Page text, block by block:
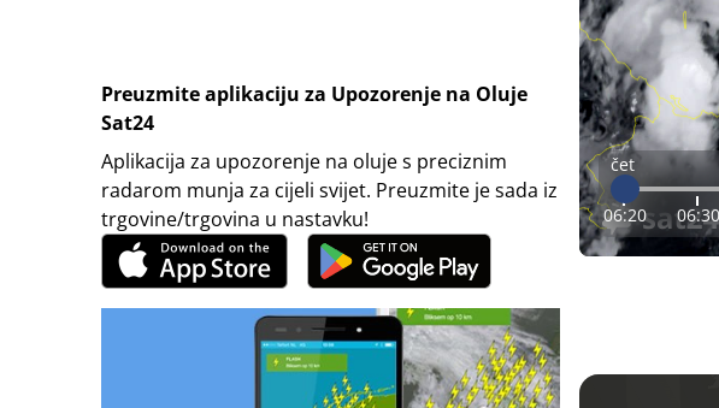
Preuzmite aplikaciju za Upozorenje na Oluje
Sat24
Aplikacija za upozorenje na oluje s preciznim
radarom munja za cijeli svijet. Preuzmite je sada iz
trgovine/trgovina u nastavku!
čet
06:20 06:30